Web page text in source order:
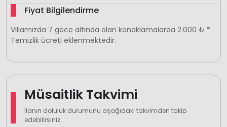
Fiyat Bilgilendirme
Villamızda 7 gece altında olan konaklamalarda 2.000 ₺ *
Temizlik ücreti eklenmektedir.
Müsaitlik Takvimi
İlanın doluluk durumunu aşağıdaki takvimden takip
edebilirsiniz.